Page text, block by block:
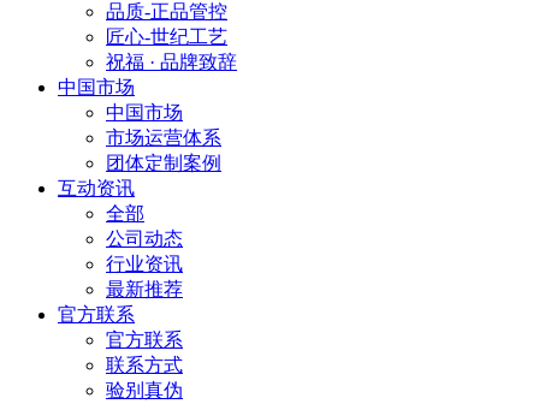
品质-正品管控
匠心-世纪工艺
祝福 · 品牌致辞
中国市场
中国市场
市场运营体系
团体定制案例
互动资讯
全部
公司动态
行业资讯
最新推荐
官方联系
官方联系
联系方式
验别真伪